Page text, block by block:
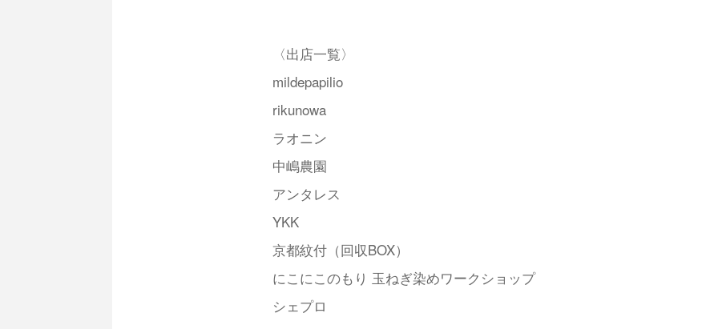
〈出店一覧〉
mildepapilio
rikunowa
ラオニン
中嶋農園
アンタレス
YKK
京都紋付（回収BOX）
にこにこのもり 玉ねぎ染めワークショップ
シェプロ